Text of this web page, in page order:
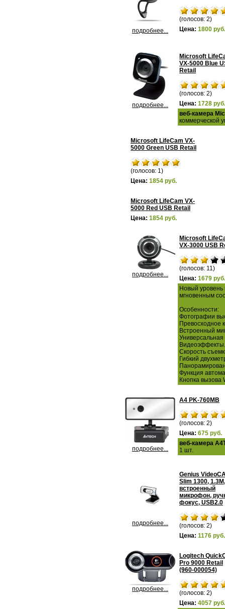
подробнее...
(голосов: 2)
Цена: 1800 руб.
подробнее...
Microsoft
VX-5000 Blue
Retail
(голосов: 2)
Цена: 1728 руб.
веб-камера
коммерческой
Microsoft LifeCam VX-
5000 Green USB Retail
(голосов: 1)
Цена: 1854 руб.
Microsoft LifeCam VX-
5000 Red USB Retail
Цена: 1854 руб.
подробнее...
Microsoft
VX-3000 USB
(голосов: 11)
Цена: 1679 руб.
Новый уровень
мгновенным
Особенности:
Фотографии
Превосходное
Встроенный
Универсальная
Видеоэффекты.
Скорость
Гибкий
Функция
Кнопка вызова
подробнее...
A4 PK-760MB
(голосов: 2)
Цена: 675 руб.
веб-камера
1 шт.
подробнее...
Genius
Slim 1300, 1.3M,
встроенный
микрофон,
фокус, USB2.0
(голосов: 2)
Цена: 1176 руб.
подробнее...
Logitech
Pro 9000 Retail
(960-000054)
(голосов: 2)
Цена: 4057 руб.